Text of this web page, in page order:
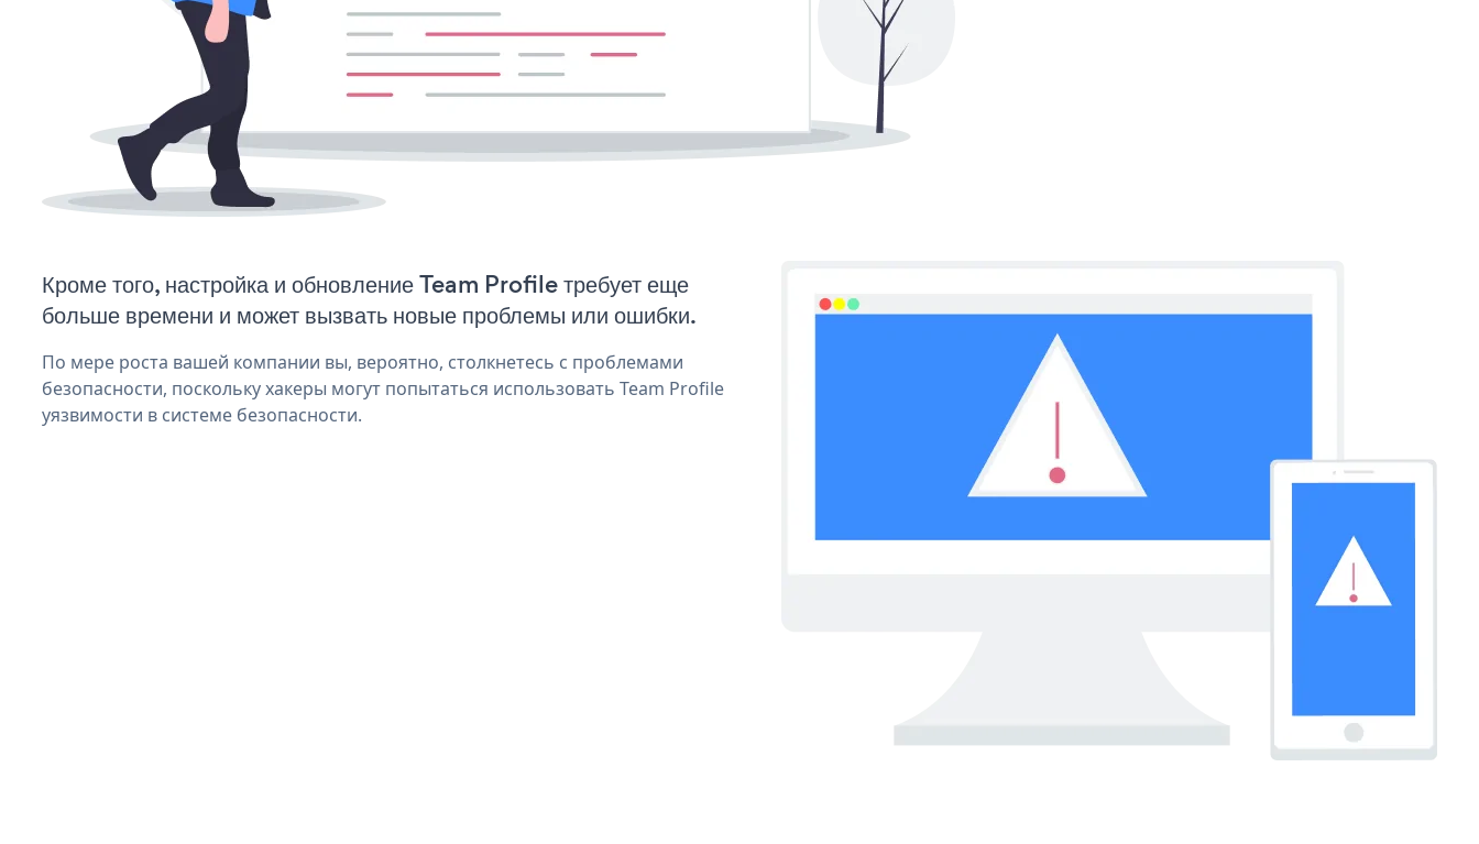
Кроме того, настройка и обновление Team Profile требует еще
больше времени и может вызвать новые проблемы или ошибки.
По мере роста вашей компании вы, вероятно, столкнетесь с проблемами
безопасности, поскольку хакеры могут попытаться использовать Team Profile
уязвимости в системе безопасности.